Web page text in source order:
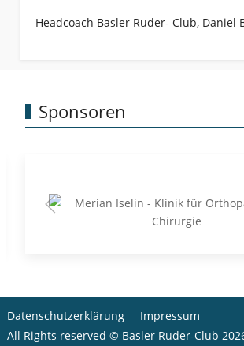
Headcoach Basler Ruder- Club, Daniel
Sponsoren
Datenschutzerklärung
Impressum
All Rights reserved © Basler Ruder-Club